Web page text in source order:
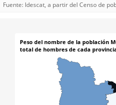
Fuente: Idescat, a partir del Censo de